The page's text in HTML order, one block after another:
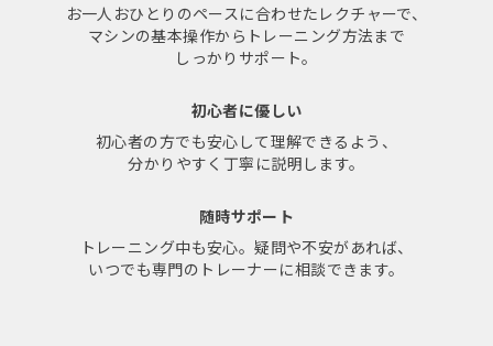
お一人おひとりのペースに合わせたレクチャーで、
マシンの基本操作からトレーニング方法まで
しっかりサポート。
初心者に優しい
初心者の方でも安心して理解できるよう、
分かりやすく丁寧に説明します。
随時サポート
トレーニング中も安心。疑問や不安があれば、
いつでも専門のトレーナーに相談できます。